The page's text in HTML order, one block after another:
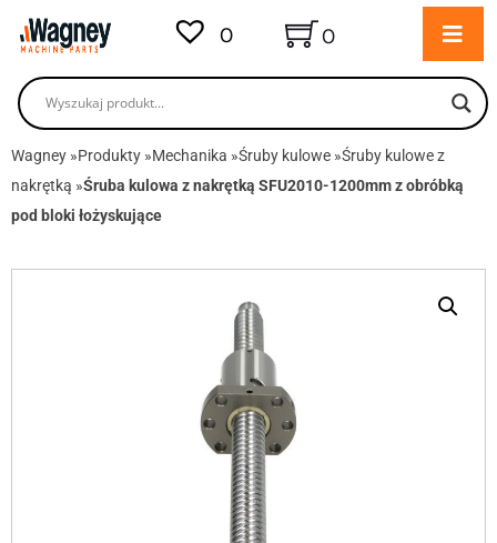
0 0
Wagney »Produkty »Mechanika »Śruby kulowe »Śruby kulowe z
nakrętką »Śruba kulowa z nakrętką SFU2010-1200mm z obróbką
pod bloki łożyskujące